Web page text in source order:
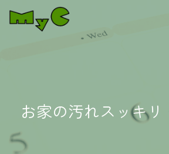
お家の汚れスッキ